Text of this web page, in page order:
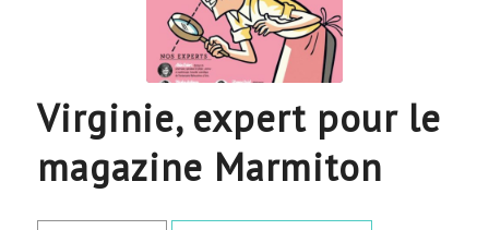
Virginie, expert pour le
magazine Marmiton